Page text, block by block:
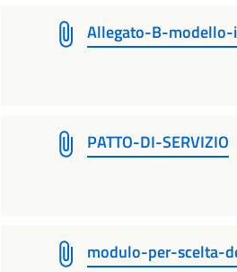
Allegato-B-modello-
PATTO-DI-SERVIZIO
modulo-per-scelta-